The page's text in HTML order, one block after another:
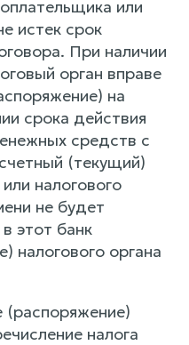
или
истек срок
При наличии
орган вправе
на
срока действия
средств с
(текущий)
налогового
не будет
этот банк
налогового органа
(распоряжение)
налога